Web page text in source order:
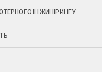
ІНЖИНІРИНГУ